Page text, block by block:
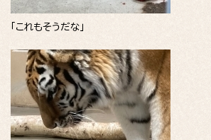
「これもそうだな」